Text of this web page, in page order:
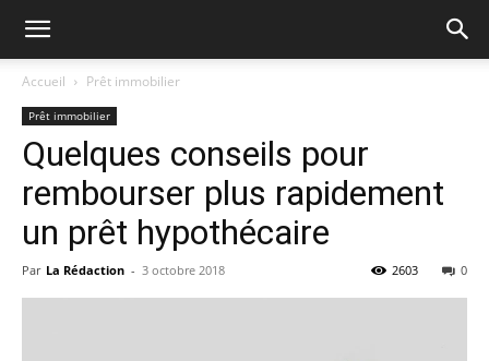
Accueil Prêt immobilier
Prêt immobilier
Quelques conseils pour
rembourser plus rapidement
un prêt hypothécaire
Par La Rédaction - 3 octobre 2018 0
2603